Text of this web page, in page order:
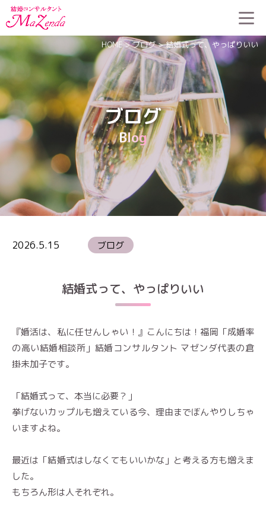
ブログ
Blog
HOME>ブログ>結婚式って、やっぱりいい
2026.5.15 ブログ
結婚式って、やっぱりいい
『婚活は、私に任せんしゃい！』こんにちは！福岡「成婚率
の高い結婚相談所」結婚コンサルタント マゼンダ代表の倉
掛未加子です。
「結婚式って、本当に必要？」
挙げないカップルも増えている今、理由までぼんやりしちゃ
いますよね。
最近は「結婚式はしなくてもいいかな」と考える方も増えま
した。
もちろん形は人それぞれ。